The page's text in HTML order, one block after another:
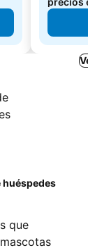
huéspedes